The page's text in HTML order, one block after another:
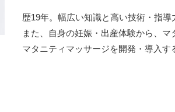
歴19年。幅広い知識と高い技術・指
また、自身の妊娠・出産体験から、
マタニティマッサージを開発・導入す